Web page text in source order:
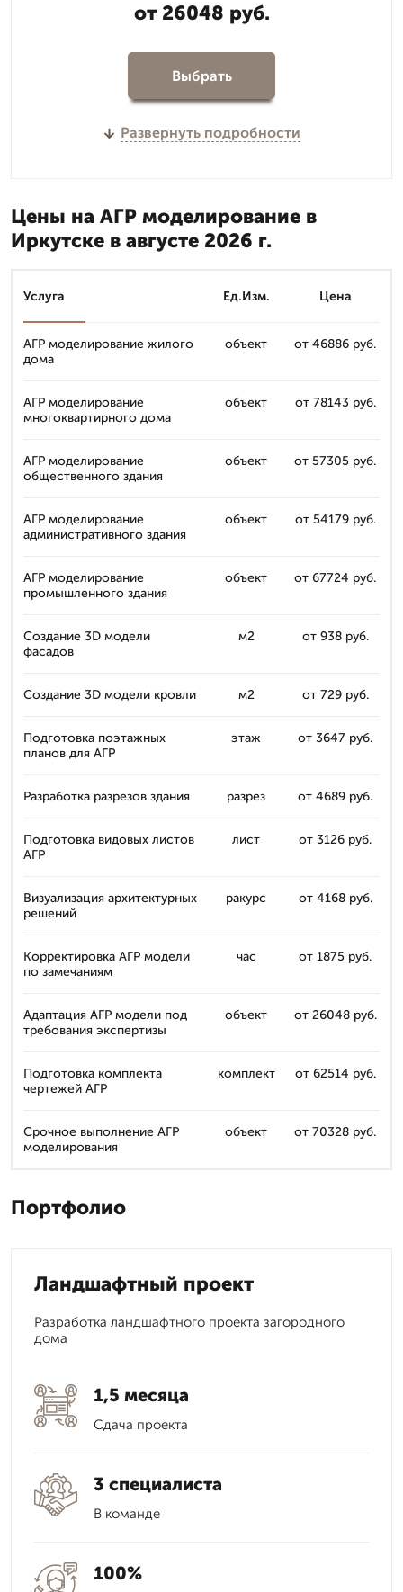
от 26048 руб.
Выбрать
Развернуть подробности
Цены на АГР моделирование в
Иркутске в августе 2026 г.
Услуга Ед.Изм. Цена
АГР моделирование жилого
дома
объект от 46886 руб.
АГР моделирование
многоквартирного дома
объект от 78143 руб.
АГР моделирование
общественного здания
объект от 57305 руб.
АГР моделирование
административного здания
объект от 54179 руб.
АГР моделирование
промышленного здания
объект от 67724 руб.
Создание 3D модели
фасадов
м2 от 938 руб.
Создание 3D модели кровли м2 от 729 руб.
Подготовка поэтажных
планов для АГР
этаж от 3647 руб.
Разработка разрезов здания разрез от 4689 руб.
Подготовка видовых листов
АГР
лист от 3126 руб.
Визуализация архитектурных
решений
ракурс от 4168 руб.
Корректировка АГР модели
по замечаниям
час от 1875 руб.
Адаптация АГР модели под
требования экспертизы
объект от 26048 руб.
Подготовка комплекта
чертежей АГР
комплект от 62514 руб.
Срочное выполнение АГР
моделирования
объект от 70328 руб.
Портфолио
Ландшафтный проект
Разработка ландшафтного проекта загородного
дома
1,5 месяца
Сдача проекта
3 специалиста
В команде
100%